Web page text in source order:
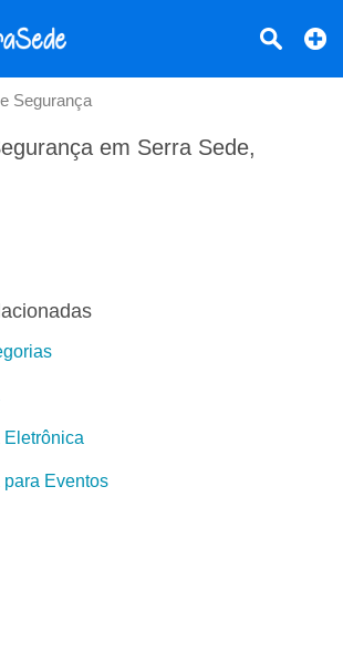
Segurança
em Serra Sede,
Eletrônica
Eventos